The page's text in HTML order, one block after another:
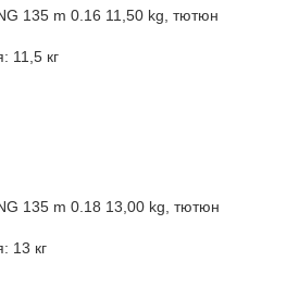
135 m 0.16 11,50 kg, тютюн
11,5 кг
135 m 0.18 13,00 kg, тютюн
13 кг